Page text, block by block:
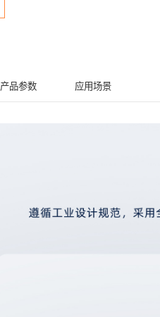
产品参数 应用场景